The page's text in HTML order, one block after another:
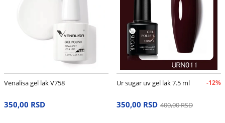
Venalisa gel lak V758
350,00 RSD
Ur sugar uv gel lak 7.5 ml -12%
350,00 RSD 400,00 RSD